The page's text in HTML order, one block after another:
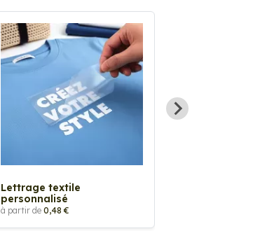
Lettrage textile
personnalisé
à partir de 0,48 €